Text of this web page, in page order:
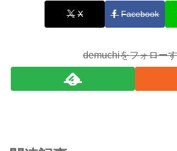
X Facebook
demuchiをフォロー